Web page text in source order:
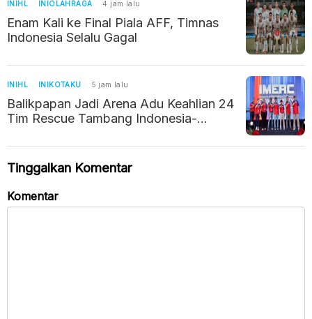
INIHL INIOLAHRAGA 4 jam lalu
Enam Kali ke Final Piala AFF, Timnas
Indonesia Selalu Gagal
INIHL INIKOTAKU 5 jam lalu
Balikpapan Jadi Arena Adu Keahlian 24
Tim Rescue Tambang Indonesia-
IMERC 2026
Tinggalkan Komentar
Komentar